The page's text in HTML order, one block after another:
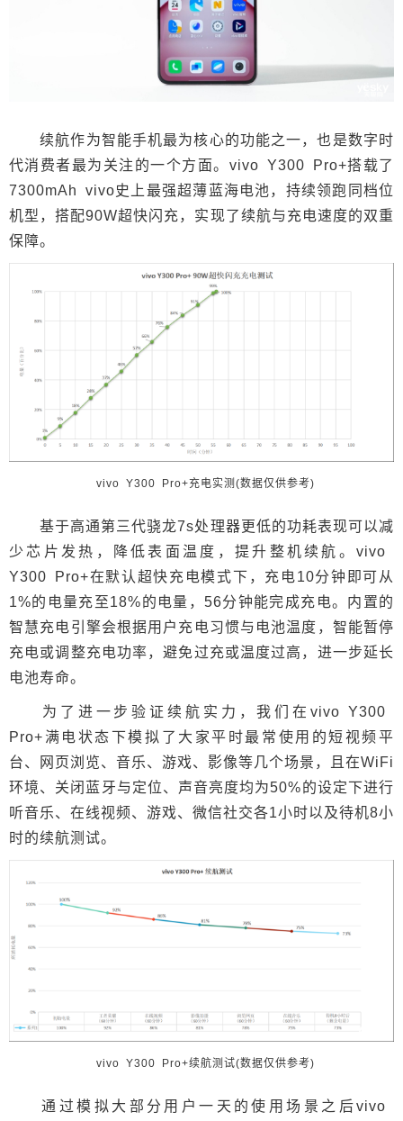
续航作为智能手机最为核心的功能之一，也是数字时
代消费者最为关注的一个方面。vivo Y300 Pro+搭载了
7300mAh vivo史上最强超薄蓝海电池，持续领跑同档位
机型，搭配90W超快闪充，实现了续航与充电速度的双重
保障。
vivo Y300 Pro+充电实测(数据仅供参考)
基于高通第三代骁龙7s处理器更低的功耗表现可以减
少芯片发热，降低表面温度，提升整机续航。vivo
Y300 Pro+在默认超快充电模式下，充电10分钟即可从
1%的电量充至18%的电量，56分钟能完成充电。内置的
智慧充电引擎会根据用户充电习惯与电池温度，智能暂停
充电或调整充电功率，避免过充或温度过高，进一步延长
电池寿命。
为了进一步验证续航实力，我们在vivo Y300
Pro+满电状态下模拟了大家平时最常使用的短视频平
台、网页浏览、音乐、游戏、影像等几个场景，且在WiFi
环境、关闭蓝牙与定位、声音亮度均为50%的设定下进行
听音乐、在线视频、游戏、微信社交各1小时以及待机8小
时的续航测试。
vivo Y300 Pro+续航测试(数据仅供参考)
通过模拟大部分用户一天的使用场景之后vivo